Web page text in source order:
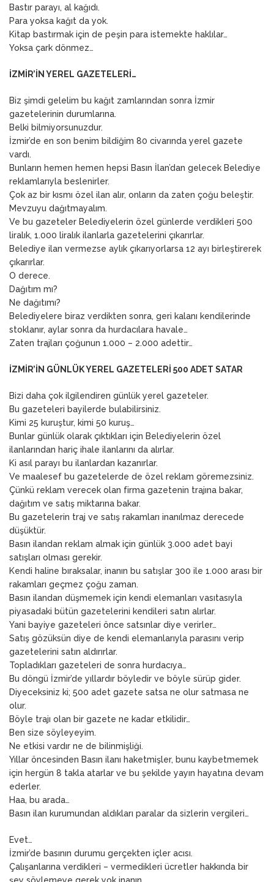
Bastır parayı, al kağıdı.
Para yoksa kağıt da yok.
Kitap bastırmak için de peşin para istemekte haklılar…
Yoksa çark dönmez…
İZMİR’İN YEREL GAZETELERİ…
Biz şimdi gelelim bu kağıt zamlarından sonra İzmir
gazetelerinin durumlarına.
Belki bilmiyorsunuzdur.
İzmir’de en son benim bildiğim 80 civarında yerel gazete
vardı.
Bunların hemen hemen hepsi Basın İlan’dan gelecek Belediye
reklamlarıyla beslenirler.
Çok az bir kısmı özel ilan alır, onların da zaten çoğu beleştir.
Mevzuyu dağıtmayalım.
Ve bu gazeteler Belediyelerin özel günlerde verdikleri 500
liralık, 1.000 liralık ilanlarla gazetelerini çıkarırlar.
Belediye ilan vermezse aylık çıkarıyorlarsa 12 ayı birleştirerek
çıkarırlar.
O derece.
Dağıtım mı?
Ne dağıtımı?
Belediyelere biraz verdikten sonra, geri kalanı kendilerinde
stoklanır, aylar sonra da hurdacılara havale…
Zaten trajları çoğunun 1.000 – 2.000 adettir…
İZMİR’İN GÜNLÜK YEREL GAZETELERİ 500 ADET SATAR
Bizi daha çok ilgilendiren günlük yerel gazeteler.
Bu gazeteleri bayilerde bulabilirsiniz.
Kimi 25 kuruştur, kimi 50 kuruş…
Bunlar günlük olarak çıktıkları için Belediyelerin özel
ilanlarından hariç ihale ilanlarını da alırlar.
Ki asıl parayı bu ilanlardan kazanırlar.
Ve maalesef bu gazetelerde de özel reklam göremezsiniz.
Çünkü reklam verecek olan firma gazetenin trajına bakar,
dağıtım ve satış miktarına bakar.
Bu gazetelerin traj ve satış rakamları inanılmaz derecede
düşüktür.
Basın ilandan reklam almak için günlük 3.000 adet bayi
satışları olması gerekir.
Kendi haline bıraksalar, inanın bu satışlar 300 ile 1.000 arası bir
rakamları geçmez çoğu zaman.
Basın ilandan düşmemek için kendi elemanları vasıtasıyla
piyasadaki bütün gazetelerini kendileri satın alırlar.
Yani bayiye gazeteleri önce satsınlar diye verirler…
Satış gözüksün diye de kendi elemanlarıyla parasını verip
gazetelerini satın aldırırlar.
Topladıkları gazeteleri de sonra hurdacıya…
Bu döngü İzmir’de yıllardır böyledir ve böyle sürüp gider.
Diyeceksiniz ki; 500 adet gazete satsa ne olur satmasa ne
olur.
Böyle trajı olan bir gazete ne kadar etkilidir…
Ben size söyleyeyim.
Ne etkisi vardır ne de bilinmişliği.
Yıllar öncesinden Basın ilanı haketmişler, bunu kaybetmemek
için hergün 8 takla atarlar ve bu şekilde yayın hayatına devam
ederler.
Haa, bu arada…
Basın ilan kurumundan aldıkları paralar da sizlerin vergileri…
Evet…
İzmir’de basının durumu gerçekten içler acısı.
Çalışanlarına verdikleri – vermedikleri ücretler hakkında bir